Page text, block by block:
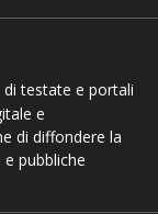
testate e portali
e
di diffondere la
pubbliche